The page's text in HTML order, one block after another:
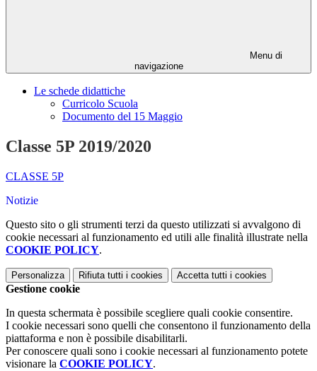
Menu di
navigazione
Le schede didattiche
Curricolo Scuola
Documento del 15 Maggio
Classe 5P 2019/2020
CLASSE 5P
Notizie
Questo sito o gli strumenti terzi da questo utilizzati si avvalgono di
cookie necessari al funzionamento ed utili alle finalità illustrate nella
COOKIE POLICY.
Personalizza Rifiuta tutti i cookies Accetta tutti i cookies
Gestione cookie
In questa schermata è possibile scegliere quali cookie consentire.
I cookie necessari sono quelli che consentono il funzionamento della
piattaforma e non è possibile disabilitarli.
Per conoscere quali sono i cookie necessari al funzionamento potete
visionare la COOKIE POLICY.